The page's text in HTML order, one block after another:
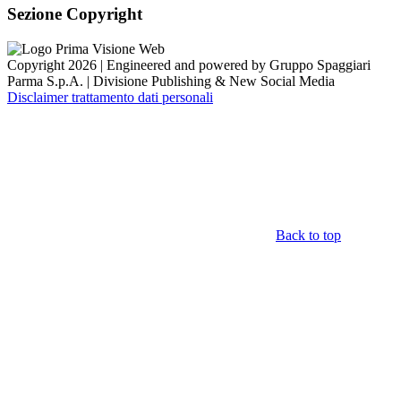
Sezione Copyright
Copyright 2026 | Engineered and powered by Gruppo Spaggiari
Parma S.p.A. | Divisione Publishing & New Social Media
Disclaimer trattamento dati personali
Back to top